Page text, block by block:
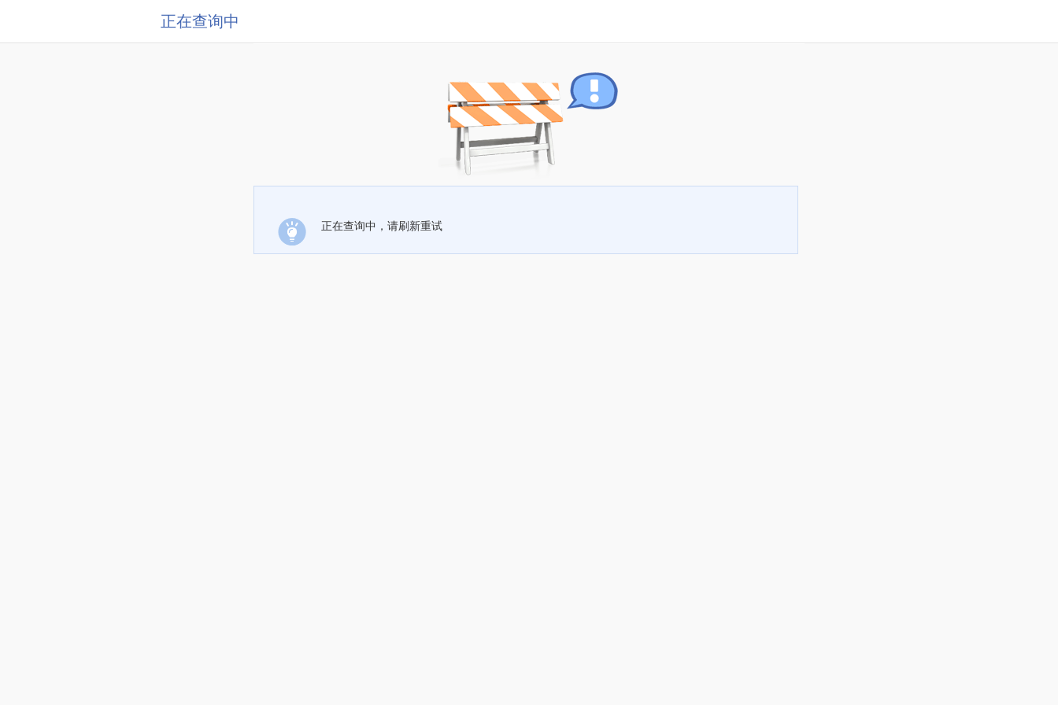
正在查询中
正在查询中，请刷新重试